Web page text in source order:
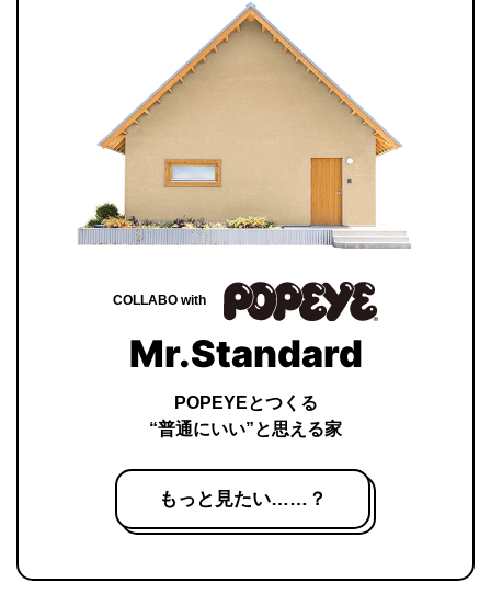
COLLABO with
Mr.Standard
POPEYEとつくる
“普通にいい”と思える家
もっと見たい……？